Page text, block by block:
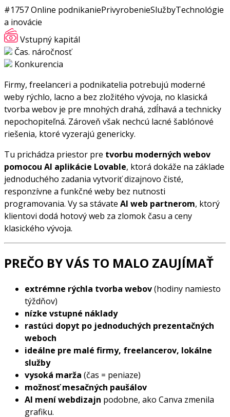
#1757Online podnikaniePrivyrobenieSlužbyTechnológie
a inovácie
Vstupný kapitál
Čas. náročnosť
Konkurencia
Firmy, freelanceri a podnikatelia potrebujú moderné
weby rýchlo, lacno a bez zložitého vývoja, no klasická
tvorba webov je pre mnohých drahá, zdĺhavá a technicky
nepochopiteľná. Zároveň však nechcú lacné šablónové
riešenia, ktoré vyzerajú genericky.
Tu prichádza priestor pre tvorbu moderných webov
pomocou AI aplikácie Lovable, ktorá dokáže na základe
jednoduchého zadania vytvoriť dizajnovo čisté,
responzívne a funkčné weby bez nutnosti
programovania. Vy sa stávate AI web partnerom, ktorý
klientovi dodá hotový web za zlomok času a ceny
klasického vývoja.
PREČO BY VÁS TO MALO ZAUJÍMAŤ
extrémne rýchla tvorba webov(hodiny namiesto
týždňov)
nízke vstupné náklady
rastúci dopyt po jednoduchých prezentačných
weboch
ideálne pre malé firmy, freelancerov, lokálne
služby
vysoká marža (čas = peniaze)
možnosť mesačných paušálov
AI mení webdizajn podobne, ako Canva zmenila
grafiku.